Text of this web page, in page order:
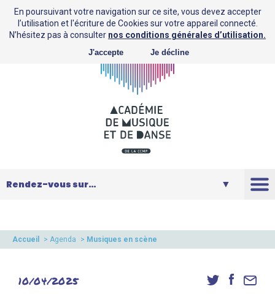
Saison
Danse
Accueil > Agenda > Musiques en scène
10/04/2025
En poursuivant votre navigation sur ce site, vous devez accepter
l’utilisation et l'écriture de Cookies sur votre appareil connecté.
N’hésitez pas à consulter nos conditions générales d’utilisation.
J'accepte Je décline